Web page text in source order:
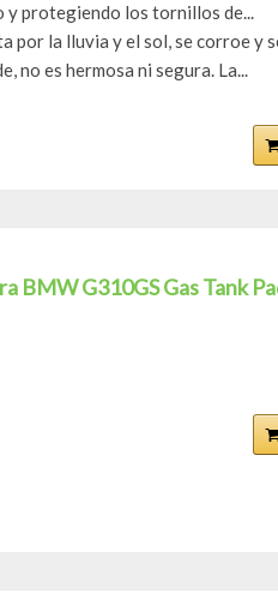
y protegiendo los tornillos de...
por la lluvia y el sol, se corroe y
no es hermosa ni segura. La...
BMW G310GS Gas Tank